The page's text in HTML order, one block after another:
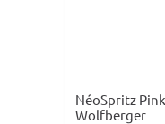
NéoSpritz
Wolfberger